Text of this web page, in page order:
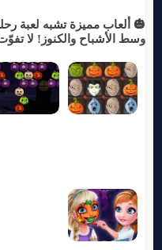
🎃 ألعاب مميزة تشبه لعبة
وسط الأشباح والكنوز! لا